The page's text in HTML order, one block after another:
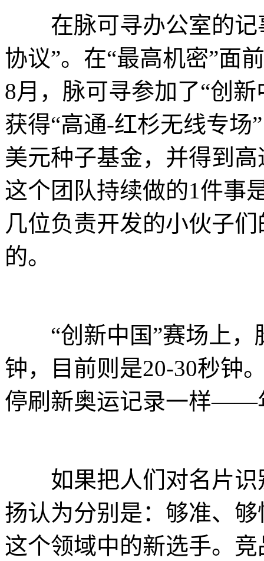
在脉可寻办公室的记
协议”。在“最高机密”面
8月，脉可寻参加了“创
获得“高通-红杉无线专场
美元种子基金，并得到
这个团队持续做的1件事
几位负责开发的小伙子
的。
“创新中国”赛场上，
钟，目前则是20-30秒钟
停刷新奥运记录一样——
如果把人们对名片识
扬认为分别是：够准、
这个领域中的新选手。